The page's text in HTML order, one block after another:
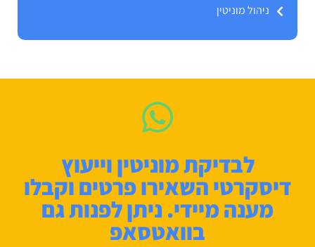
ניהול מוניטין
לבדיקת מוניטין וייעוץ
דיסקרטי השאירו פרטים וקבלו
מענה מיידי. ניתן לפנות גם
בוואטסאפ